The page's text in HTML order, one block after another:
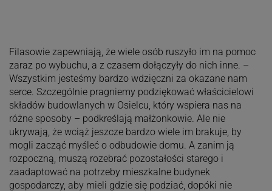
Filasowie zapewniają, że wiele osób ruszyło im na pomoc
zaraz po wybuchu, a z czasem dołączyły do nich inne. –
Wszystkim jesteśmy bardzo wdzięczni za okazane nam
serce. Szczególnie pragniemy podziękować właścicielowi
składów budowlanych w Osielcu, który wspiera nas na
różne sposoby – podkreślają małżonkowie. Ale nie
ukrywają, że wciąż jeszcze bardzo wiele im brakuje, by
mogli zacząć myśleć o odbudowie domu. A zanim ją
rozpoczną, muszą rozebrać pozostałości starego i
zaadaptować na potrzeby mieszkalne budynek
gospodarczy, aby mieli gdzie się podziać, dopóki nie